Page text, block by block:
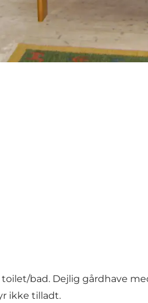
bad. Dejlig gårdhave
ikke tilladt.